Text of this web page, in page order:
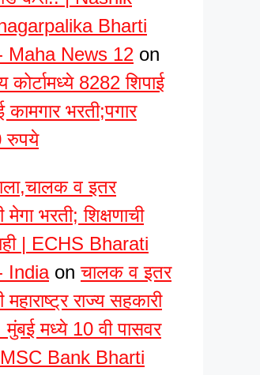
Bharti
Maha News 12 on
कोर्टामध्ये 8282 शिपाई
भरती;पगार
रुपये
व इतर
मेगा भरती; शिक्षणाची
| ECHS Bharati
Indiaonचालक व इतर
महाराष्ट्र राज्य सहकारी
मध्ये 10 वी पासवर
MSC Bank Bharti